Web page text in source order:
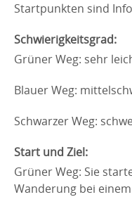
Startpunkten sind
Schwierigkeitsgrad:
Grüner Weg: sehr
Blauer Weg:
Schwarzer Weg:
Start und Ziel:
Grüner Weg: Sie
Wanderung bei